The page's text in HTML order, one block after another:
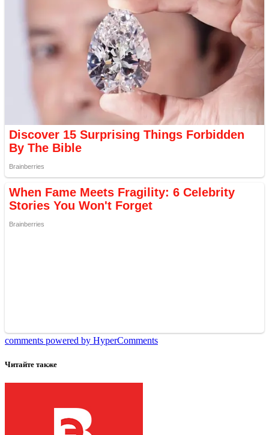
comments powered by HyperComments
Читайте также